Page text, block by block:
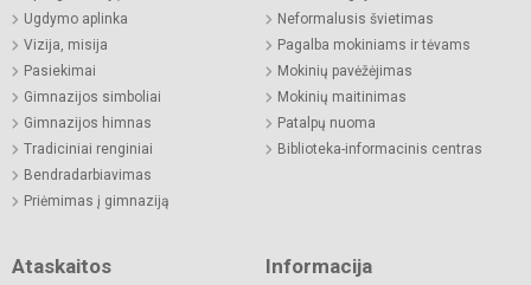
Ugdymo aplinka
Vizija, misija
Pasiekimai
Gimnazijos simboliai
Gimnazijos himnas
Tradiciniai renginiai
Bendradarbiavimas
Priėmimas į gimnaziją
Neformalusis švietimas
Pagalba mokiniams ir tėvams
Mokinių pavėžėjimas
Mokinių maitinimas
Patalpų nuoma
Biblioteka-informacinis centras
Ataskaitos Informacija